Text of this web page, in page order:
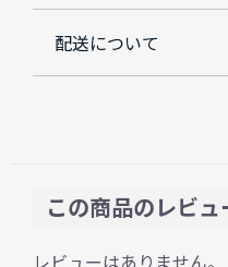
配送について
この商品のレビュ